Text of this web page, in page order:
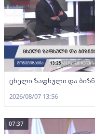
ცხელი ზაფხული და
2026/08/07 13:56
07:37